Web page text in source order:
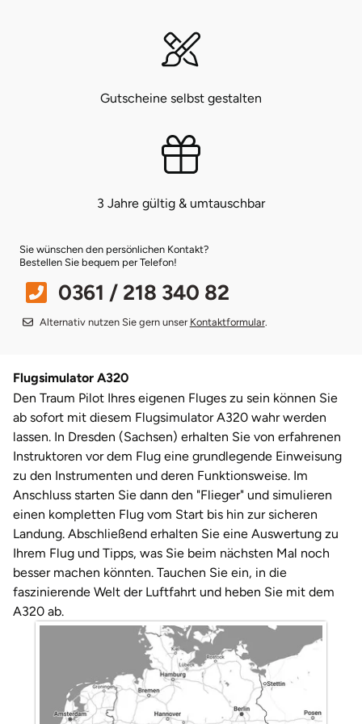
Gutscheine selbst gestalten
3 Jahre gültig & umtauschbar
Sie wünschen den persönlichen Kontakt?
Bestellen Sie bequem per Telefon!
0361 / 218 340 82
Alternativ nutzen Sie gern unser Kontaktformular.
Flugsimulator A320
Den Traum Pilot Ihres eigenen Fluges zu sein können Sie
ab sofort mit diesem Flugsimulator A320 wahr werden
lassen. In Dresden (Sachsen) erhalten Sie von erfahrenen
Instruktoren vor dem Flug eine grundlegende Einweisung
zu den Instrumenten und deren Funktionsweise. Im
Anschluss starten Sie dann den "Flieger" und simulieren
einen kompletten Flug vom Start bis hin zur sicheren
Landung. Abschließend erhalten Sie eine Auswertung zu
Ihrem Flug und Tipps, was Sie beim nächsten Mal noch
besser machen könnten. Tauchen Sie ein, in die
faszinierende Welt der Luftfahrt und heben Sie mit dem
A320 ab.
Coburg
Cottbus
Deggendorf
Dessau
Dietzenbach
Dingolfing
Dorsten
Dortmund
Strausberg (Berlin/Brandenburg)
Sömmerda
sächsische Schweiz
Witterda